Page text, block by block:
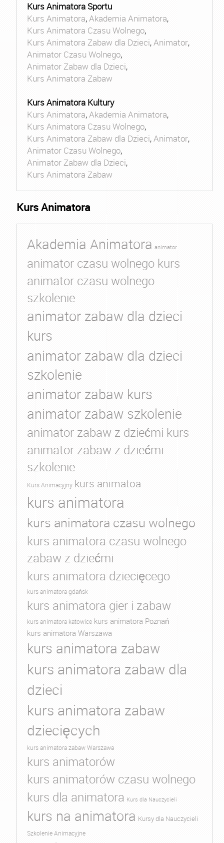
Kurs Animatora Sportu
Kurs Animatora,Akademia Animatora,
Kurs Animatora Czasu Wolnego,
Kurs Animatora Zabaw dla Dzieci,Animator,
Animator Czasu Wolnego,
Animator Zabaw dla Dzieci,
Kurs Animatora Zabaw
Kurs Animatora Kultury
Kurs Animatora,Akademia Animatora,
Kurs Animatora Czasu Wolnego,
Kurs Animatora Zabaw dla Dzieci,Animator,
Animator Czasu Wolnego,
Animator Zabaw dla Dzieci,
Kurs Animatora Zabaw
Kurs Animatora
Akademia Animatora animator
animator czasu wolnego kurs
animator czasu wolnego
szkolenie
animator zabaw dla dzieci
kurs
animator zabaw dla dzieci
szkolenie
animator zabaw kurs
animator zabaw szkolenie
animator zabaw z dziećmi kurs
animator zabaw z dziećmi
szkolenie
Kurs Animacyjny kurs animatoa
kurs animatora
kurs animatora czasu wolnego
kurs animatora czasu wolnego
zabaw z dziećmi
kurs animatora dziecięcego
kurs animatora gdańsk
kurs animatora gier i zabaw
kurs animatora katowice kurs animatora Poznań
kurs animatora Warszawa
kurs animatora zabaw
kurs animatora zabaw dla
dzieci
kurs animatora zabaw
dziecięcych
kurs animatora zabaw Warszawa
kurs animatorów
kurs animatorów czasu wolnego
kurs dla animatora Kurs dla Nauczycieli
kurs na animatora Kursy dla Nauczycieli
Szkolenie Animacyjne